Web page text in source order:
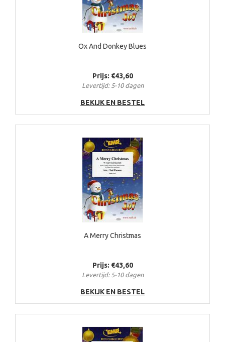
Ox And Donkey Blues
Prijs: €43,60
Levertijd: 5-10 dagen
BEKIJK EN BESTEL
A Merry Christmas
Prijs: €43,60
Levertijd: 5-10 dagen
BEKIJK EN BESTEL